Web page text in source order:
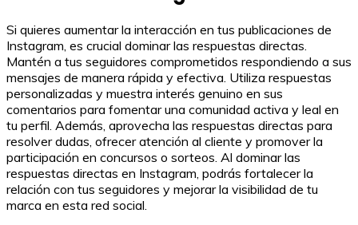
Si quieres aumentar la interacción en tus publicaciones de
Instagram, es crucial dominar las respuestas directas.
Mantén a tus seguidores comprometidos respondiendo a sus
mensajes de manera rápida y efectiva. Utiliza respuestas
personalizadas y muestra interés genuino en sus
comentarios para fomentar una comunidad activa y leal en
tu perfil. Además, aprovecha las respuestas directas para
resolver dudas, ofrecer atención al cliente y promover la
participación en concursos o sorteos. Al dominar las
respuestas directas en Instagram, podrás fortalecer la
relación con tus seguidores y mejorar la visibilidad de tu
marca en esta red social.